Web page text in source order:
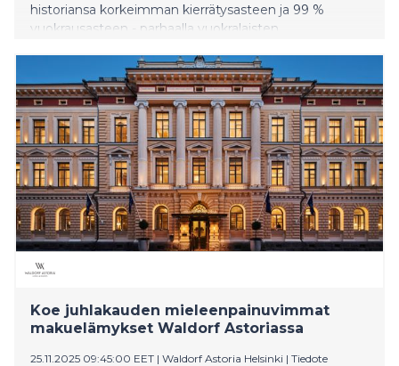
historiansa korkeimman kierrätysasteen ja 99 %
vuokrausasteen - parhaalla vuokralaisten
Koe juhlakauden mieleenpainuvimmat
makuelämykset Waldorf Astoriassa
25.11.2025 09:45:00 EET | Waldorf Astoria Helsinki | Tiedote